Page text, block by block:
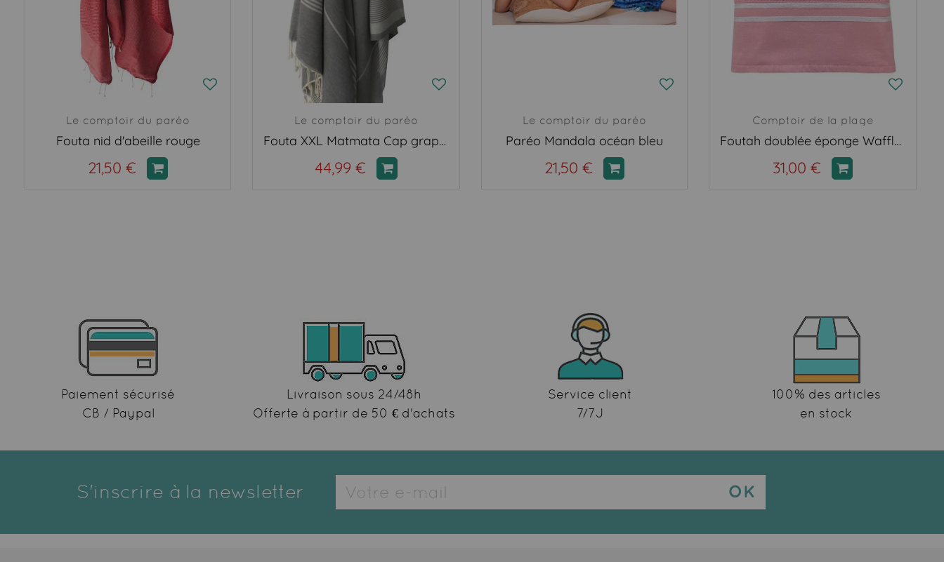
Le comptoir du paréo
Fouta nid d'abeille rouge
21,50 €
Le comptoir du paréo
Fouta XXL Matmata Cap graphite gris
44,99 €
Le comptoir du paréo
Paréo Mandala océan bleu
21,50 €
Comptoir de la plage
Foutah doublée éponge Waffle candy
31,00 €
Paiement sécurisé
CB / Paypal
Livraison sous 24/48h
Offerte à partir de 50 € d'achats
Service client
7/7J
100% des articles
en stock
S'inscrire à la newsletter